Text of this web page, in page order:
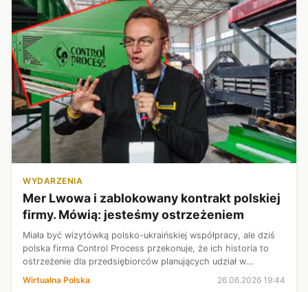
WYDARZENIA
Mer Lwowa i zablokowany kontrakt polskiej
firmy. Mówią: jesteśmy ostrzeżeniem
Miała być wizytówką polsko-ukraińskiej współpracy, ale dziś
polska firma Control Process przekonuje, że ich historia to
ostrzeżenie dla przedsiębiorców planujących udział w
Wirtualna Polska 26.06.2026 19:44